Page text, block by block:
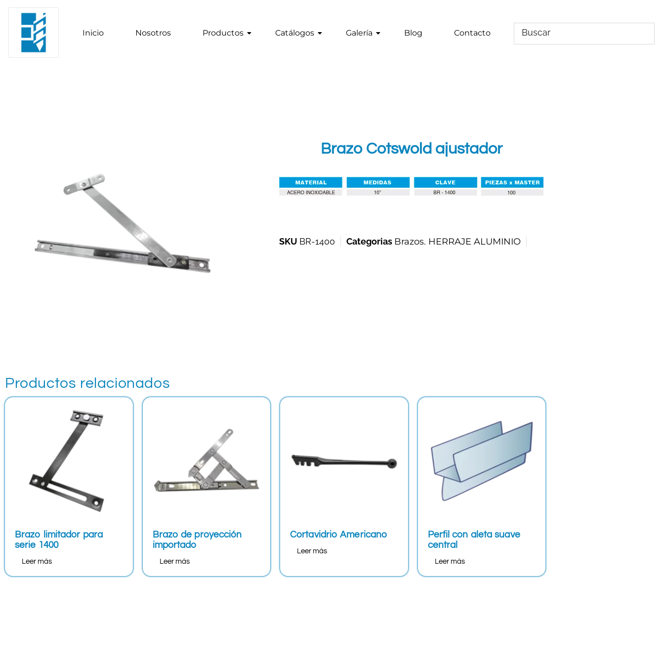
Inicio Nosotros Productos Catálogos Galería Blog Contacto
Brazo Cotswold ajustador
SKU BR-1400 Categorias Brazos, HERRAJE ALUMINIO
Productos relacionados
Brazo limitador para
serie 1400
Leer más
Brazo de proyección
importado
Leer más
Cortavidrio Americano
Leer más
Perfil con aleta suave
central
Leer más